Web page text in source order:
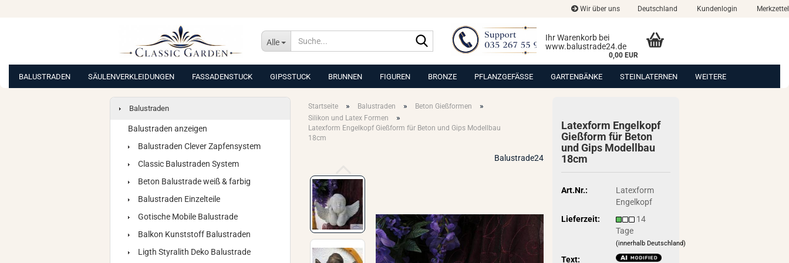
Wir über uns Deutschland Kundenlogin Merkzettel
Alle
Suche...
Ihr Warenkorb bei
www.balustrade24.de
0,00 EUR
BALUSTRADEN SÄULENVERKLEIDUNGEN FASSADENSTUCK GIPSSTUCK BRUNNEN FIGUREN BRONZE PFLANZGEFÄSSE GARTENBÄNKE STEINLATERNEN WEITERE
Startseite » Balustraden » Beton Gießformen »
Silikon und Latex Formen »
Latexform Engelkopf Gießform für Beton und Gips Modellbau
18cm
Balustrade24
La­tex­form En­gel­kopf
Gieß­form für Beton
und Gips Mo­dell­bau
18cm
Art.Nr.:
Latexform
Engelkopf
Lieferzeit:
14
Tage
(innerhalb Deutschland)
Text:
Balustraden
Balustraden anzeigen
Balustraden Clever Zapfensystem
Classic Balustraden System
Beton Balustrade weiß & farbig
Balustraden Einzelteile
Gotische Mobile Balustrade
Balkon Kunststoff Balustraden
Ligth Styralith Deko Balustrade